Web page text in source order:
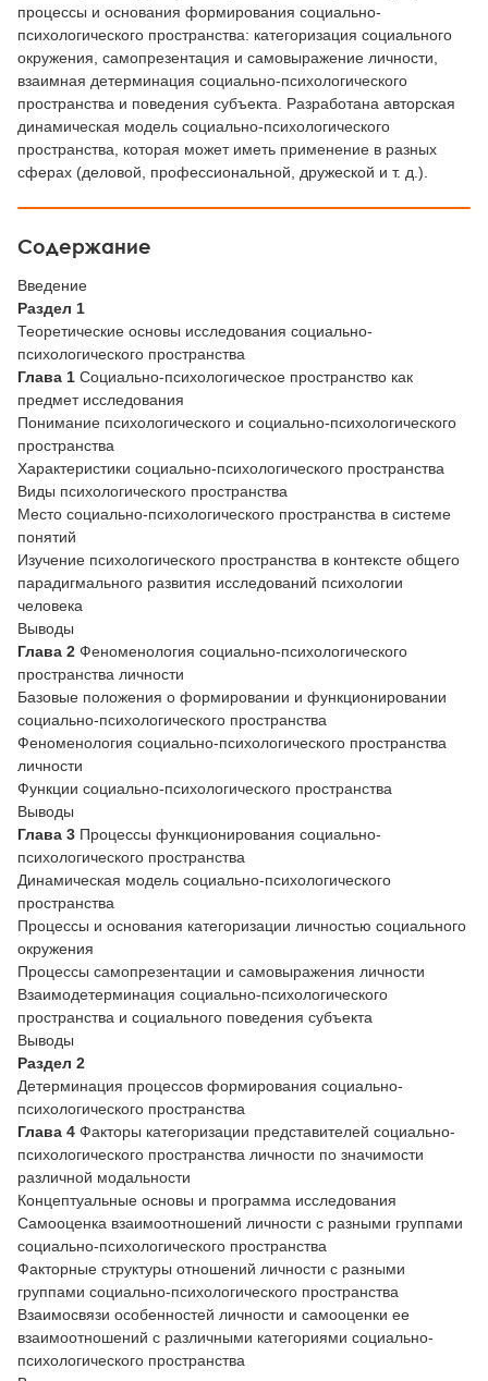
процессы и основания формирования социально-
психологического пространства: категоризация социального
окружения, самопрезентация и самовыражение личности,
взаимная детерминация социально-психологического
пространства и поведения субъекта. Разработана авторская
динамическая модель социально-психологического
пространства, которая может иметь применение в разных
сферах (деловой, профессиональной, дружеской и т. д.).
Содержание
Введение
Раздел 1
Теоретические основы исследования социально-
психологического пространства
Глава 1 Социально-психологическое пространство как
предмет исследования
Понимание психологического и социально-психологического
пространства
Характеристики социально-психологического пространства
Виды психологического пространства
Место социально-психологического пространства в системе
понятий
Изучение психологического пространства в контексте общего
парадигмального развития исследований психологии
человека
Выводы
Глава 2 Феноменология социально-психологического
пространства личности
Базовые положения о формировании и функционировании
социально-психологического пространства
Феноменология социально-психологического пространства
личности
Функции социально-психологического пространства
Выводы
Глава 3 Процессы функционирования социально-
психологического пространства
Динамическая модель социально-психологического
пространства
Процессы и основания категоризации личностью социального
окружения
Процессы самопрезентации и самовыражения личности
Взаимодетерминация социально-психологического
пространства и социального поведения субъекта
Выводы
Раздел 2
Детерминация процессов формирования социально-
психологического пространства
Глава 4 Факторы категоризации представителей социально-
психологического пространства личности по значимости
различной модальности
Концептуальные основы и программа исследования
Самооценка взаимоотношений личности с разными группами
социально-психологического пространства
Факторные структуры отношений личности с разными
группами социально-психологического пространства
Взаимосвязи особенностей личности и самооценки ее
взаимоотношений с различными категориями социально-
психологического пространства